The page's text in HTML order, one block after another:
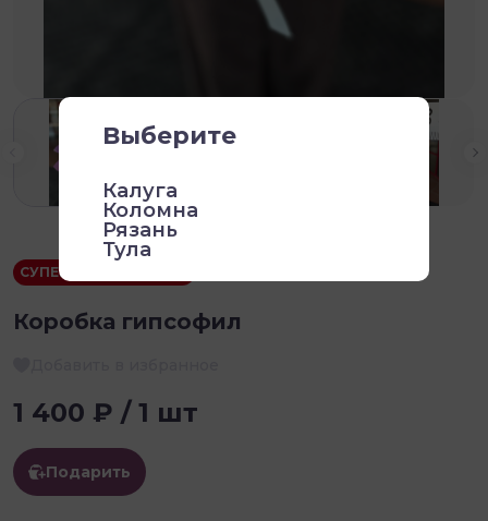
СУПЕР ПРЕДЛОЖЕНИЕ
Коробка гипсофил
1 400 ₽ / 1 шт
Подарить
Выберите
Калуга
Коломна
Рязань
Тула